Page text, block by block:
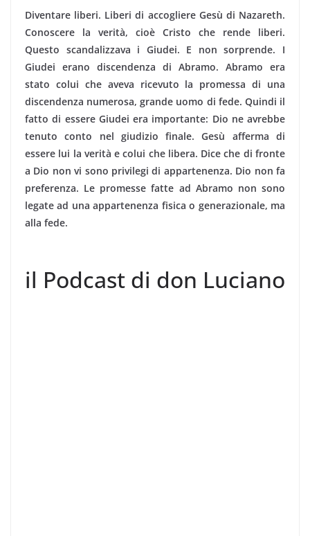
Diventare liberi. Liberi di accogliere Gesù di Nazareth.
Conoscere la verità, cioè Cristo che rende liberi.
Questo scandalizzava i Giudei. E non sorprende. I
Giudei erano discendenza di Abramo. Abramo era
stato colui che aveva ricevuto la promessa di una
discendenza nume­rosa, grande uomo di fede. Quindi il
fatto di essere Giu­dei era importante: Dio ne avrebbe
tenuto conto nel giudizio finale. Gesù afferma di
essere lui la verità e colui che libera. Dice che di fronte
a Dio non vi sono privilegi di appartenenza. Dio non fa
preferenza. Le promesse fatte ad Abramo non sono
legate ad una appartenenza fisica o generazionale, ma
alla fede.
il Podcast di don Luciano